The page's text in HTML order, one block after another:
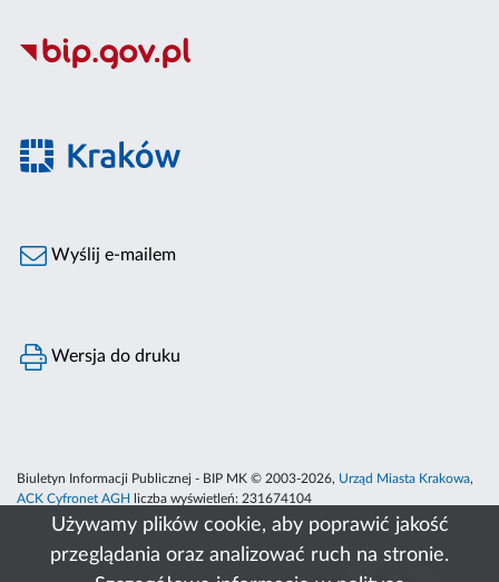
Używamy plików cookie, aby poprawić jakość
przeglądania oraz analizować ruch na stronie.
Wyślij e-mailem
Wersja do druku
Biuletyn Informacji Publicznej - BIP MK © 2003-2026, Urząd Miasta Krakowa,
ACK Cyfronet AGH
liczba wyświetleń: 231674104